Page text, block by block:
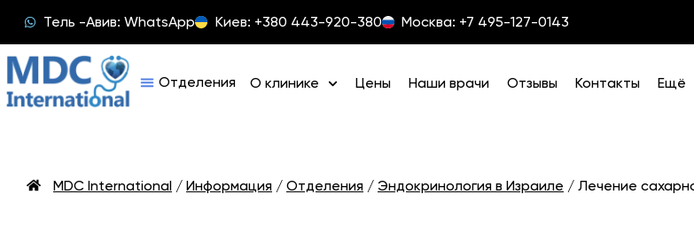
Тель -Авив: WhatsApp Киев: +380 443-920-380 Москва: +7 495-127-0143
О клинике Цены Наши врачи Отзывы Контакты Ещё
MDC International / Информация / Отделения / Эндокринология в Израиле / Лечение